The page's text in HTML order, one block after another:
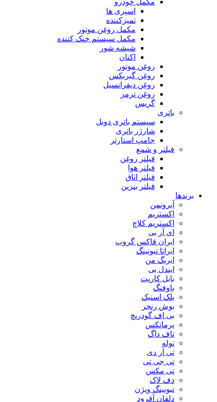
مکمل خودرو
اسپری ها
تمیزکننده
مکمل روغن موتور
مکمل سیستم خنک کننده
شیشه شور
اکتان
روغن موتور
روغن گیربکس
روغن دیفرانسیل
روغن ترمز
گریس
باتری
سیستم باتری دوبل
شارژر باتری
جامپ استارتر
فیلتر و شمع
فیلتر روغن
فیلتر هوا
فیلتر اتاق
فیلتر بنزین
برندها
آیرونمن
اکستریم
اکستریم کلاچ
ای آر بی
ایران فاکس گروپ
ایرانا تیونینگ
ایربگ من
ایندل بی
بابل کارپت
باوفنگ
بلک اسنیک
بوش رنجر
بی اف گودریچ
پرماتکس
تاف داگ
توله
تی آر دی
تی جی تی
تی مکس
دف لاک
تیونینگ ویژن
دلفان آفرود